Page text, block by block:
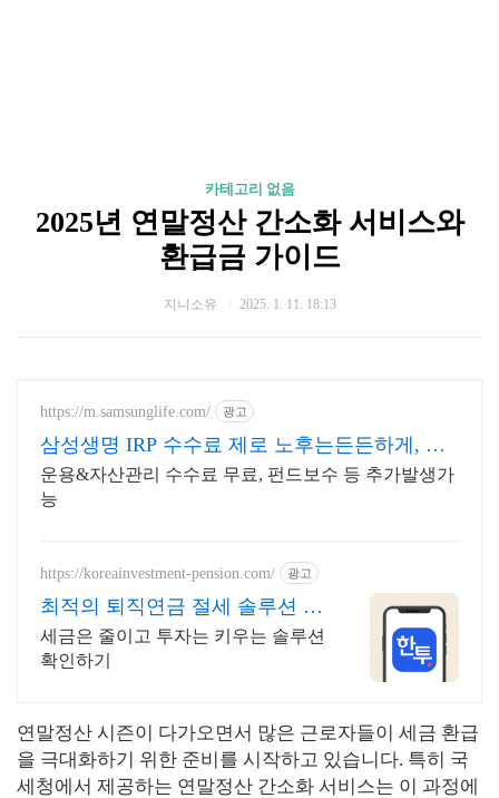
카테고리 없음
2025년 연말정산 간소화 서비스와
환급금 가이드
지니소유 2025. 1. 11. 18:13
https://m.samsunglife.com/ 광고
삼성생명 IRP 수수료 제로 노후는든든하게, 실
속은제대로
운용&자산관리 수수료 무료, 펀드보수 등 추가발생가
능
https://koreainvestment-pension.com/ 광고
최적의 퇴직연금 절세 솔루션 최
대 148.5만원 절세
세금은 줄이고 투자는 키우는 솔루션
확인하기
연말정산 시즌이 다가오면서 많은 근로자들이 세금 환급
을 극대화하기 위한 준비를 시작하고 있습니다. 특히 국
세청에서 제공하는 연말정산 간소화 서비스는 이 과정에